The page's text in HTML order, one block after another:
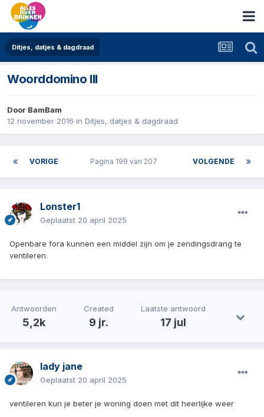
Ditjes, datjes & dagdraad
Woorddomino III
Door BamBam
12 november 2016 in Ditjes, datjes & dagdraad
VORIGE VOLGENDE
Pagina 199 van 207
Lonster1
Geplaatst 20 april 2025
Openbare fora kunnen een middel zijn om je zendingsdrang te
ventileren.
Antwoorden
5,2k
Created
9 jr.
Laatste antwoord
17 jul
lady jane
Geplaatst 20 april 2025
ventileren kun je beter je woning doen met dit heerlijke weer